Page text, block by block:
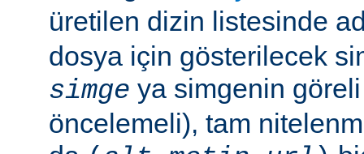
üretilen dizin listesinde
dosya için gösterilecek
simge ya simgenin göreli
öncelemeli), tam